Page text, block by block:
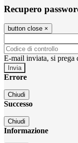
Recupero
button close ×
E-mail inviata, si prega
Errore
Chiudi
Successo
Chiudi
Informazione